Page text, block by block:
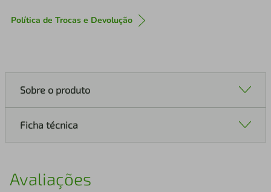
Política de Trocas e Devolução
Sobre o produto
Ficha técnica
Avaliações